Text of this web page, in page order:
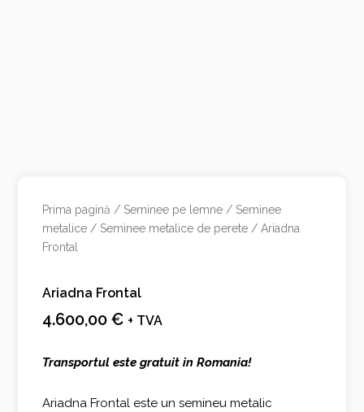
Prima pagină / Seminee pe lemne / Seminee
metalice / Seminee metalice de perete / Ariadna
Frontal
Ariadna Frontal
4.600,00€ + TVA
Transportul este gratuit in Romania!
Ariadna Frontal este un semineu metalic